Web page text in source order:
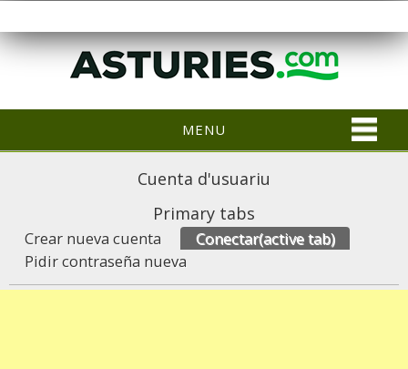
MENU
Cuenta d'usuariu
Primary tabs
Crear nueva cuenta Conectar(active tab)
Pidir contraseña nueva